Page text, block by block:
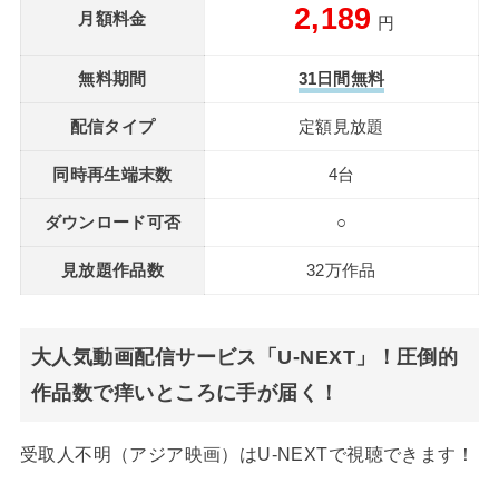
月額料金 2,189 円
無料期間 31日間無料
配信タイプ 定額見放題
同時再生端末数 4台
ダウンロード可否 ○
見放題作品数 32万作品
大人気動画配信サービス「U-NEXT」！圧倒的
作品数で痒いところに手が届く！
受取人不明（アジア映画）はU-NEXTで視聴できます！